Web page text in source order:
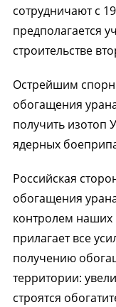
сотрудничают с
предполагается
строительстве
Острейшим
обогащения
получить изотоп
ядерных
Российская
обогащения
контролем наших
прилагает все
получению
территории:
строятся